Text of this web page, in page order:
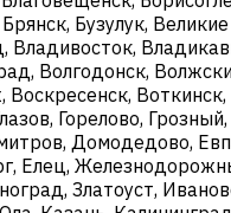
Бузулук,
Владивосток,
Волгодонск,
Горелово,
Домодедово,
Елец,
Златоуст,